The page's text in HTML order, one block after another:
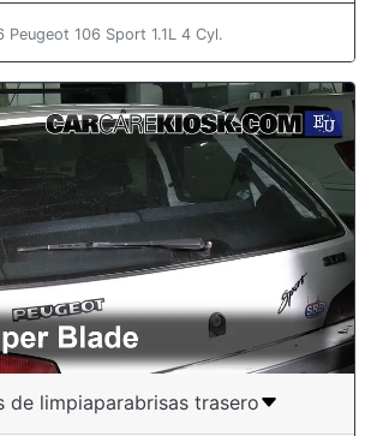
Peugeot 106 Sport 1.1L 4 Cyl.
de limpiaparabrisas trasero